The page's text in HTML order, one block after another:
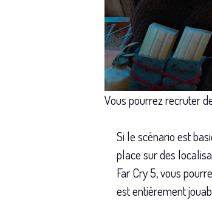
Vous pourrez recruter
Si le scénario est
place sur des
Far Cry 5, vous
est entièrement